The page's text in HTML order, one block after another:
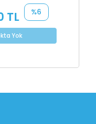
TL %6
Yok